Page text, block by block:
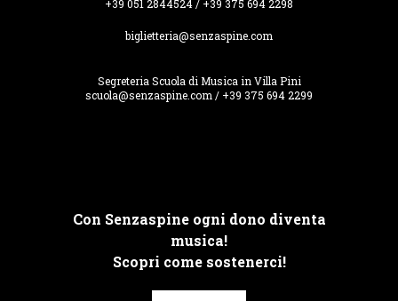
+39 051 2844524 / +39 375 694 2298
biglietteria@senzaspine.com
Segreteria Scuola di Musica in Villa Pini
scuola@senzaspine.com / +39 375 694 2299
Con Senzaspine ogni dono diventa
musica!
Scopri come sostenerci!